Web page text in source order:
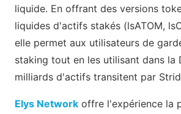
liquide. En offrant des versions
liquides d'actifs stakés (lsATOM,
elle permet aux utilisateurs de
staking tout en les utilisant dans la
milliards d'actifs transitent par
Elys Network offre l'expérience la